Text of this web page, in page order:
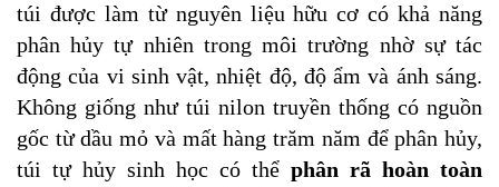
túi được làm từ nguyên liệu hữu cơ có khả năng
phân hủy tự nhiên trong môi trường nhờ sự tác
động của vi sinh vật, nhiệt độ, độ ẩm và ánh sáng.
Không giống như túi nilon truyền thống có nguồn
gốc từ dầu mỏ và mất hàng trăm năm để phân hủy,
túi tự hủy sinh học có thể phân rã hoàn toàn